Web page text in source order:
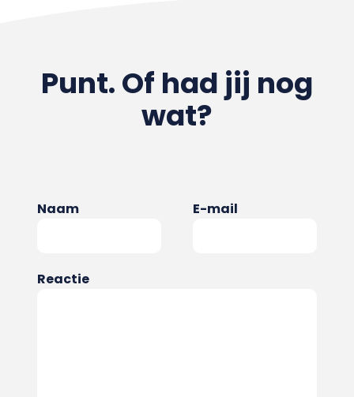
Punt. Of had jij nog
wat?
Naam E-mail
Reactie